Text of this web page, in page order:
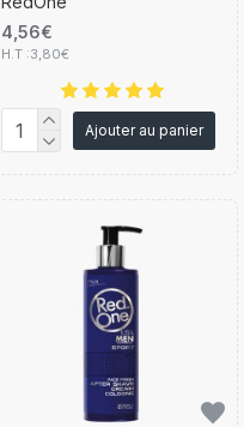
4,56€
H.T :3,80€
Ajouter au panier